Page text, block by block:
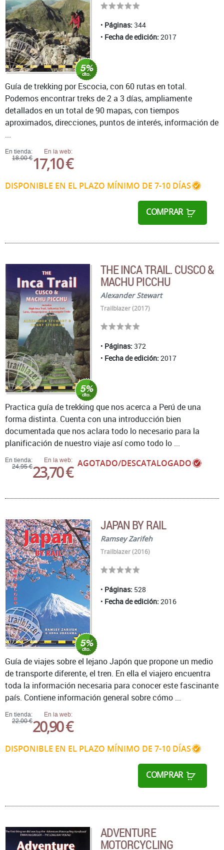
Páginas: 344
Fecha de edición: 2017
En tienda:
18,00 €
En la web:
17,10 €
DISPONIBLE EN EL PLAZO MÍNIMO DE 7-10 DÍAS
COMPRAR
Guía de trekking por Escocia, con 60 rutas en total.
Podemos encontrar treks de 2 a 3 días, ampliamente
detallados en un total de 90 mapas, con tiempos
aproximados, direcciones, puntos de interés, información de
...
THE INCA TRAIL. CUSCO &
MACHU PICCHU
Alexander Stewart
Trailblazer (2017)
Páginas: 372
Fecha de edición: 2017
En tienda:
24,95 €
En la web:
23,70 € AGOTADO/DESCATALOGADO
Practica guía de trekking que nos acerca a Perú de una
forma distinta. Cuenta con una introducción bien
documentada que nos aclara todo lo necesario para la
planificación de nuestro viaje así como todo lo ...
JAPAN BY RAIL
Ramsey Zarifeh
Trailblazer (2016)
Páginas: 528
Fecha de edición: 2016
En tienda:
22,00 €
En la web:
20,90 €
DISPONIBLE EN EL PLAZO MÍNIMO DE 7-10 DÍAS
COMPRAR
Guía de viajes sobre el lejano Japón que propone un medio
de transporte diferente, el tren. En ella el viajero encuentra
toda la información necesaria para conocer este fascinante
país. Contiene información general sobre cómo ...
ADVENTURE
MOTORCYCLING